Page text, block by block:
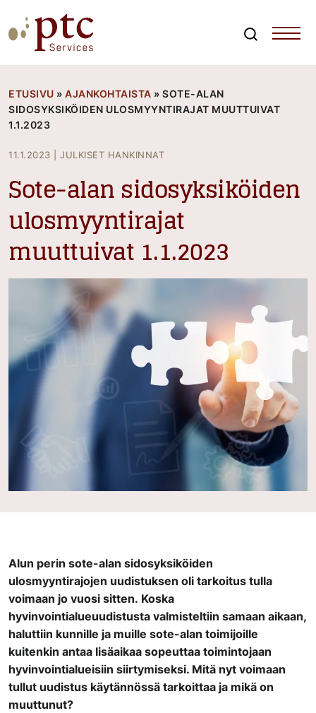
to
content
ETUSIVU » AJANKOHTAISTA » SOTE-ALAN
SIDOSYKSIKÖIDEN ULOSMYYNTIRAJAT MUUTTUIVAT
1.1.2023
11.1.2023 JULKISET HANKINNAT
Sote-alan sidosyksiköiden
ulosmyyntirajat
muuttuivat 1.1.2023
Alun perin sote-alan sidosyksiköiden
ulosmyyntirajojen uudistuksen oli tarkoitus tulla
voimaan jo vuosi sitten. Koska
hyvinvointialueuudistusta valmisteltiin samaan aikaan,
haluttiin kunnille ja muille sote-alan toimijoille
kuitenkin antaa lisäaikaa sopeuttaa toimintojaan
hyvinvointialueisiin siirtymiseksi. Mitä nyt voimaan
tullut uudistus käytännössä tarkoittaa ja mikä on
muuttunut?